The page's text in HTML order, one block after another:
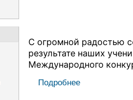
С огромной радостью
результате наших
Международного
Подробнее